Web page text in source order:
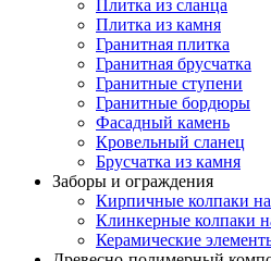
Плитка из сланца
Плитка из камня
Гранитная плитка
Гранитная брусчатка
Гранитные ступени
Гранитные бордюры
Фасадный камень
Кровельный сланец
Брусчатка из камня
Заборы и ограждения
Кирпичные колпаки на
Клинкерные колпаки
Керамические